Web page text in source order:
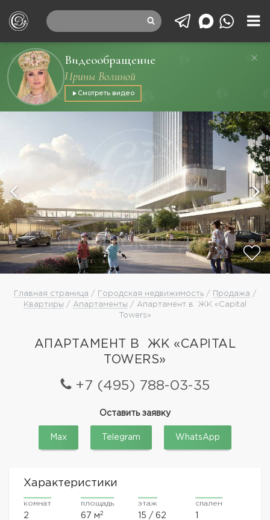
Видеообращение
Ирины Волиной
Смотреть видео
Главная страница / Городская недвижимость/ Продажа /
Квартиры / Апартаменты / Апартамент в ЖК «Capital
Towers»
АПАРТАМЕНТ В ЖК «CAPITAL
TOWERS»
+7 (495) 788-03-35
Оставить заявку
Max Telegram WhatsApp
Характеристики
комнат
2
площадь
67 м2
этаж
15 / 62
спален
1